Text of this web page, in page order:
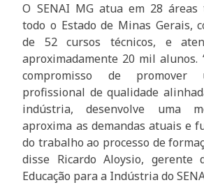
O SENAI MG atua em 28 áreas
todo o Estado de Minas Gerais,
de 52 cursos técnicos, e
aproximadamente 20 mil alunos.
compromisso de promover
profissional de qualidade
indústria, desenvolve uma
aproxima as demandas atuais e
do trabalho ao processo de
disse Ricardo Aloysio, gerente
Educação para a Indústria do